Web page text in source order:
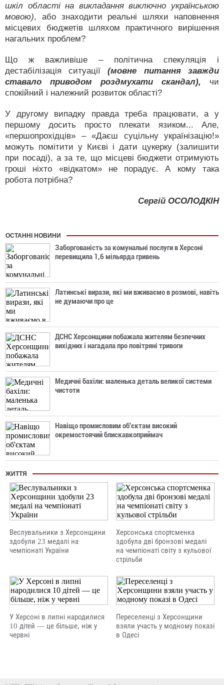
шкіл області на викладання виключно українською
мовою), або знаходити реальні шляхи наповнення
місцевих бюджетів шляхом практичного вирішення
нагальних проблем?
Що ж важливіше – політична спекуляція і
дестабілізація ситуації (мовне питання завжди
ставало приводом роздмухати скандал), чи
спокійний і належний розвиток області?
У другому випадку правда треба працювати, а у
першому досить просто плекати язиком... Але,
«першопрохідців» – «Даєш суцільну українізацію!»
можуть помітити у Києві і дати цукерку (залишити
при посаді), а за те, що місцеві бюджети отримують
гроші ніхто «відкатом» не порадує. А кому така
робота потрібна?
Сергій ОСОЛОДКІН
ОСТАННІ НОВИНИ
Заборгованість за комунальні послуги в Херсоні
перевищила 1,6 мільярда гривень
Латинські вирази, які ми вживаємо в розмові, навіть
не думаючи про це
ДСНС Херсонщини побажала жителям безпечних
вихідних і нагадала про повітряні тривоги
Медичні бахіли: маленька деталь великої системи
чистоти
Навіщо промисловим об'єктам високий
окремостоячий блискавкоприймач
ЖИТТЯ
Веслувальники з Херсонщини
здобули 23 медалі на
чемпіонаті України
Херсонська спортсменка
здобула дві бронзові медалі
на чемпіонаті світу з кульової
стрільби
У Херсоні в липні народилися
10 дітей — це більше, ніж у
червні
Переселенці з Херсонщини
взяли участь у модному показі
в Одесі